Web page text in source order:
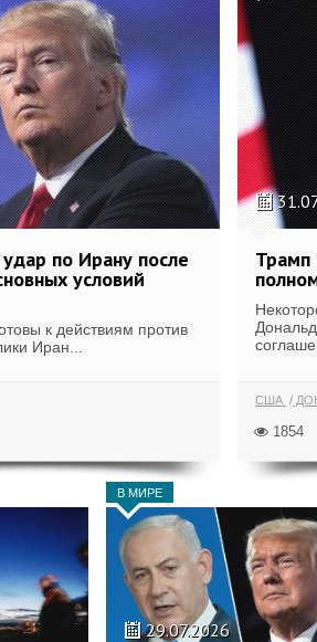
по Ирану после
условий
к действиям против
Иран...
Трамп
США
1854
В МИРЕ
29.07.2026